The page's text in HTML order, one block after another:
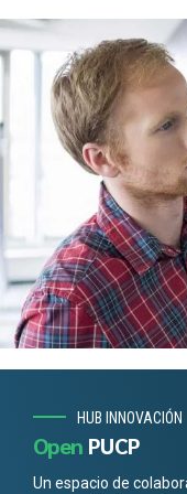
HUB INNOVACIÓN
Open PUCP
Un espacio de